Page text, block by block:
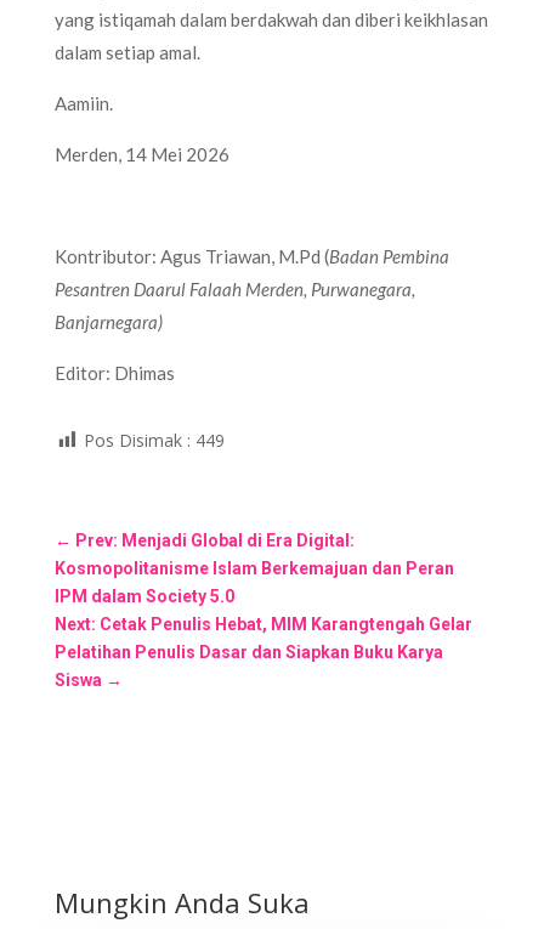
yang istiqamah dalam berdakwah dan diberi keikhlasan
dalam setiap amal.
Aamiin.
Merden, 14 Mei 2026
Kontributor: Agus Triawan, M.Pd (Badan Pembina
Pesantren Daarul Falaah Merden, Purwanegara,
Banjarnegara)
Editor: Dhimas
Pos Disimak : 449
← Prev: Menjadi Global di Era Digital:
Kosmopolitanisme Islam Berkemajuan dan Peran
IPM dalam Society 5.0
Next: Cetak Penulis Hebat, MIM Karangtengah Gelar
Pelatihan Penulis Dasar dan Siapkan Buku Karya
Siswa→
Mungkin Anda Suka